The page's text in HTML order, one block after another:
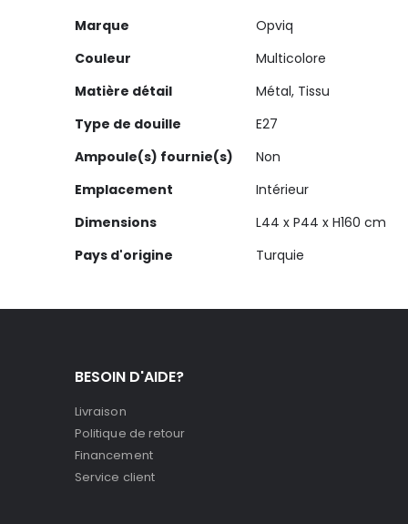
of
the
gallery
Plus
Marque
Opviq
Couleur
Multicolore
Matière détail
Métal, Tissu
Type de douille
E27
Ampoule(s) fournie(s)
Non
Emplacement
Intérieur
Dimensions
L44 x P44 x H160 cm
Pays d'origine
Turquie
BESOIN D'AIDE?
Livraison
Politique de retour
Financement
Service client